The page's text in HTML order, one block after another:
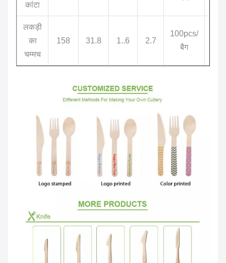
कांटा
लकड़ी
का
चम्मच
158 31.8 1..6 2.7
100pcs/
बैग